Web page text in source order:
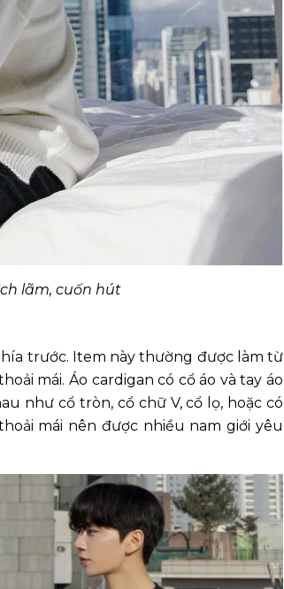
lãm, cuốn hút
trước. Item này thường được làm từ
mái. Áo cardigan có cổ áo và tay áo
như cổ tròn, cổ chữ V, cổ lọ, hoặc có
mái nên được nhiều nam giới yêu